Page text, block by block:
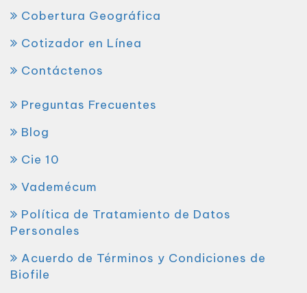
Cobertura Geográfica
Cotizador en Línea
Contáctenos
Preguntas Frecuentes
Blog
Cie 10
Vademécum
Política de Tratamiento de Datos
Personales
Acuerdo de Términos y Condiciones de
Biofile